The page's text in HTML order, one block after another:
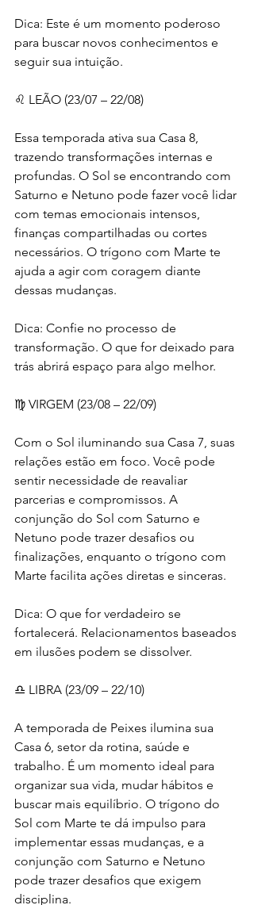
Dica: Este é um momento poderoso
para buscar novos conhecimentos e
seguir sua intuição.
♌ LEÃO (23/07 – 22/08)
Essa temporada ativa sua Casa 8,
trazendo transformações internas e
profundas. O Sol se encontrando com
Saturno e Netuno pode fazer você lidar
com temas emocionais intensos,
finanças compartilhadas ou cortes
necessários. O trígono com Marte te
ajuda a agir com coragem diante
dessas mudanças.
Dica: Confie no processo de
transformação. O que for deixado para
trás abrirá espaço para algo melhor.
♍ VIRGEM (23/08 – 22/09)
Com o Sol iluminando sua Casa 7, suas
relações estão em foco. Você pode
sentir necessidade de reavaliar
parcerias e compromissos. A
conjunção do Sol com Saturno e
Netuno pode trazer desafios ou
finalizações, enquanto o trígono com
Marte facilita ações diretas e sinceras.
Dica: O que for verdadeiro se
fortalecerá. Relacionamentos baseados
em ilusões podem se dissolver.
♎ LIBRA (23/09 – 22/10)
A temporada de Peixes ilumina sua
Casa 6, setor da rotina, saúde e
trabalho. É um momento ideal para
organizar sua vida, mudar hábitos e
buscar mais equilíbrio. O trígono do
Sol com Marte te dá impulso para
implementar essas mudanças, e a
conjunção com Saturno e Netuno
pode trazer desafios que exigem
disciplina.